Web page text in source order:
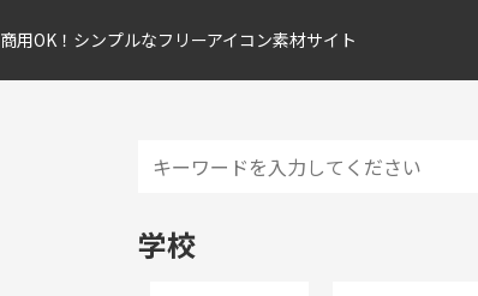
商用OK！シンプルなフリーアイコン素材サイト
学校